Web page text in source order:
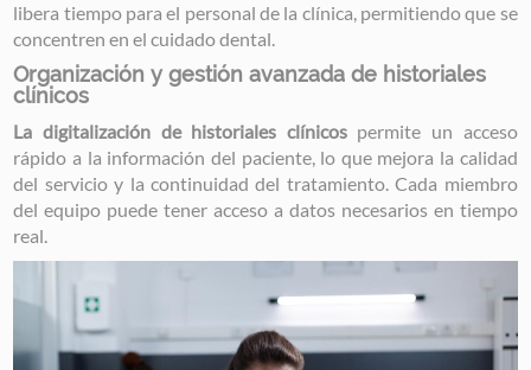
libera tiempo para el personal de la clínica, permitiendo que se
concentren en el cuidado dental.
Organización y gestión avanzada de historiales
clínicos
La digitalización de historiales clínicospermite un acceso
rápido a la información del paciente, lo que mejora la calidad
del servicio y la continuidad del tratamiento. Cada miembro
del equipo puede tener acceso a datos necesarios en tiempo
real.